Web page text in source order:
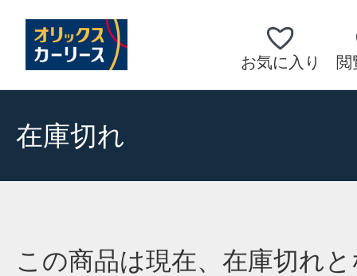
お気に入り 閲
在庫切れ
この商品は現在、在庫切れ